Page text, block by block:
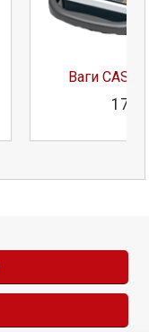
Ваги CAS
17